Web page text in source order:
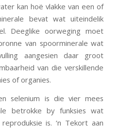
kan hoë vlakke van een of
bevat wat uiteindelik
Deeglike oorweging moet
van spoorminerale wat
aangesien daar groot
van die verskillende
of organies.
selenium is die vier mees
betrokke by funksies wat
is. ‘n Tekort aan